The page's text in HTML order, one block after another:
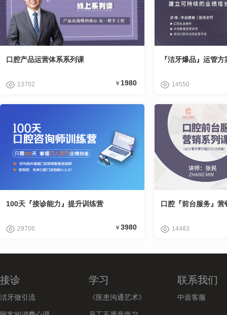
口腔产品运营体系系列课
13702 ￥ 1980
『洁牙爆品』运管
14550
100天『接诊能力』提升训练营
29706 ￥ 3980
口腔『前台服务』营
14483
接诊
洁牙做引流
学习
《医患沟通艺术》
联系我们
中齿客服